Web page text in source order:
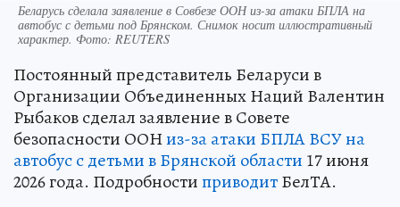
Беларусь сделала заявление в Совбезе ООН из-за атаки БПЛА на
автобус с детьми под Брянском. Снимок носит иллюстративный
характер. Фото: REUTERS
Постоянный представитель Беларуси в
Организации Объединенных Наций Валентин
Рыбаков сделал заявление в Совете
безопасности ООНиз-за атаки БПЛА ВСУ на
автобус с детьми в Брянской области 17 июня
2026 года. ПодробностиприводитБелТА.